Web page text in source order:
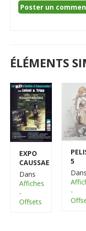
ÉLÉMENTS
EXPO
CAUSSAE
Dans
Affiches
-
Offsets
5
Dans
-